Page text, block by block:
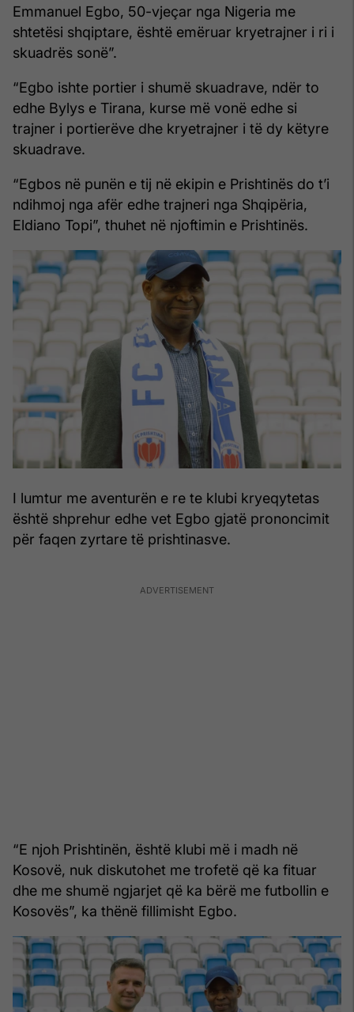
Emmanuel Egbo, 50-vjeçar nga Nigeria me
shtetësi shqiptare, është emëruar kryetrajner i ri i
skuadrës sonë”.
“Egbo ishte portier i shumë skuadrave, ndër to
edhe Bylys e Tirana, kurse më vonë edhe si
trajner i portierëve dhe kryetrajner i të dy këtyre
skuadrave.
“Egbos në punën e tij në ekipin e Prishtinës do t’i
ndihmoj nga afër edhe trajneri nga Shqipëria,
Eldiano Topi”, thuhet në njoftimin e Prishtinës.
I lumtur me aventurën e re te klubi kryeqytetas
është shprehur edhe vet Egbo gjatë prononcimit
për faqen zyrtare të prishtinasve.
“E njoh Prishtinën, është klubi më i madh në
Kosovë, nuk diskutohet me trofetë që ka fituar
dhe me shumë ngjarjet që ka bërë me futbollin e
Kosovës”, ka thënë fillimisht Egbo.